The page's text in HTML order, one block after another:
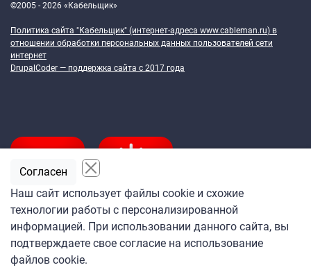
©2005 - 2026 «Кабельщик»
Политика сайта "Кабельщик" (интернет-адреса www.cableman.ru) в
отношении обработки персональных данных пользователей сети
интернет
DrupalCoder — поддержка сайта c 2017 года
Подпишитесь
на ежедневную рассылку
«Кабельщика»
Наш сайт использует файлы cookie и схожие
технологии работы с персонализированной
информацией. При использовании данного сайта, вы
подтверждаете свое согласие на использование
файлов cookie.
Согласен